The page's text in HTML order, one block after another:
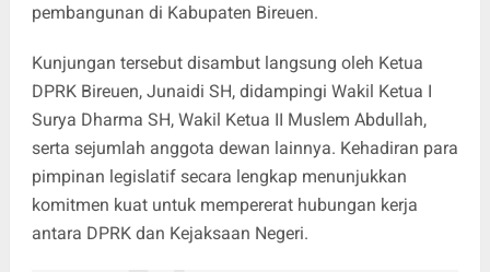
pembangunan di Kabupaten Bireuen.
Kunjungan tersebut disambut langsung oleh Ketua
DPRK Bireuen, Junaidi SH, didampingi Wakil Ketua I
Surya Dharma SH, Wakil Ketua II Muslem Abdullah,
serta sejumlah anggota dewan lainnya. Kehadiran para
pimpinan legislatif secara lengkap menunjukkan
komitmen kuat untuk mempererat hubungan kerja
antara DPRK dan Kejaksaan Negeri.